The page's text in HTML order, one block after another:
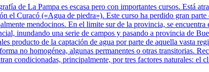
de La Pampa es escasa pero con importantes cursos. Está
el Curacó («Agua de piedra»). Este curso ha perdido gran
mendocinos. En el limite sur de la provincia, se
inundando una serie de campos y pasando a provincia de
producto de la captación de agua por parte de aquella vasta
no homogénea, algunas permanentes o otras transitorias.
condicionadas, principalmente, por tres factores naturales: